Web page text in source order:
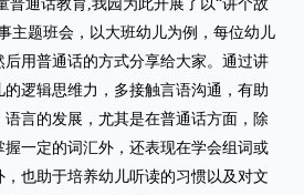
普通话教育,我园为此开展了以“讲个故
主题班会，以大班幼儿为例，每位幼儿
用普通话的方式分享给大家。通过讲
逻辑思维力，多接触言语沟通，有助
言的发展，尤其是在普通话方面，除
一定的词汇外，还表现在学会组词或
也助于培养幼儿听读的习惯以及对文